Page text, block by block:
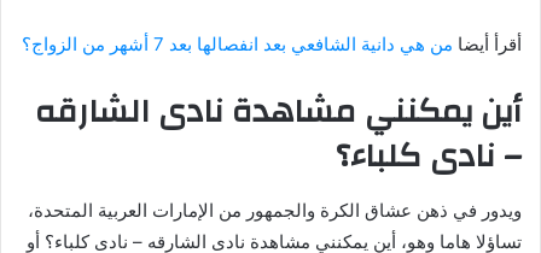
أقرأ أيضا من هي دانية الشافعي بعد انفصالها بعد 7 أشهر من الزواج؟
أين يمكنني مشاهدة ‎نادى الشارقه
– نادى كلباء؟
ويدور في ذهن عشاق الكرة والجمهور من الإمارات العربية المتحدة،
تساؤلا هاما وهو، أين يمكنني مشاهدة ‎نادى الشارقه – نادى كلباء؟ أو